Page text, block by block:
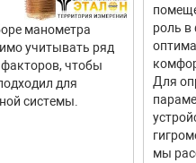
манометра
учитывать ряд
чтобы
для
системы.
роль
Для
мы